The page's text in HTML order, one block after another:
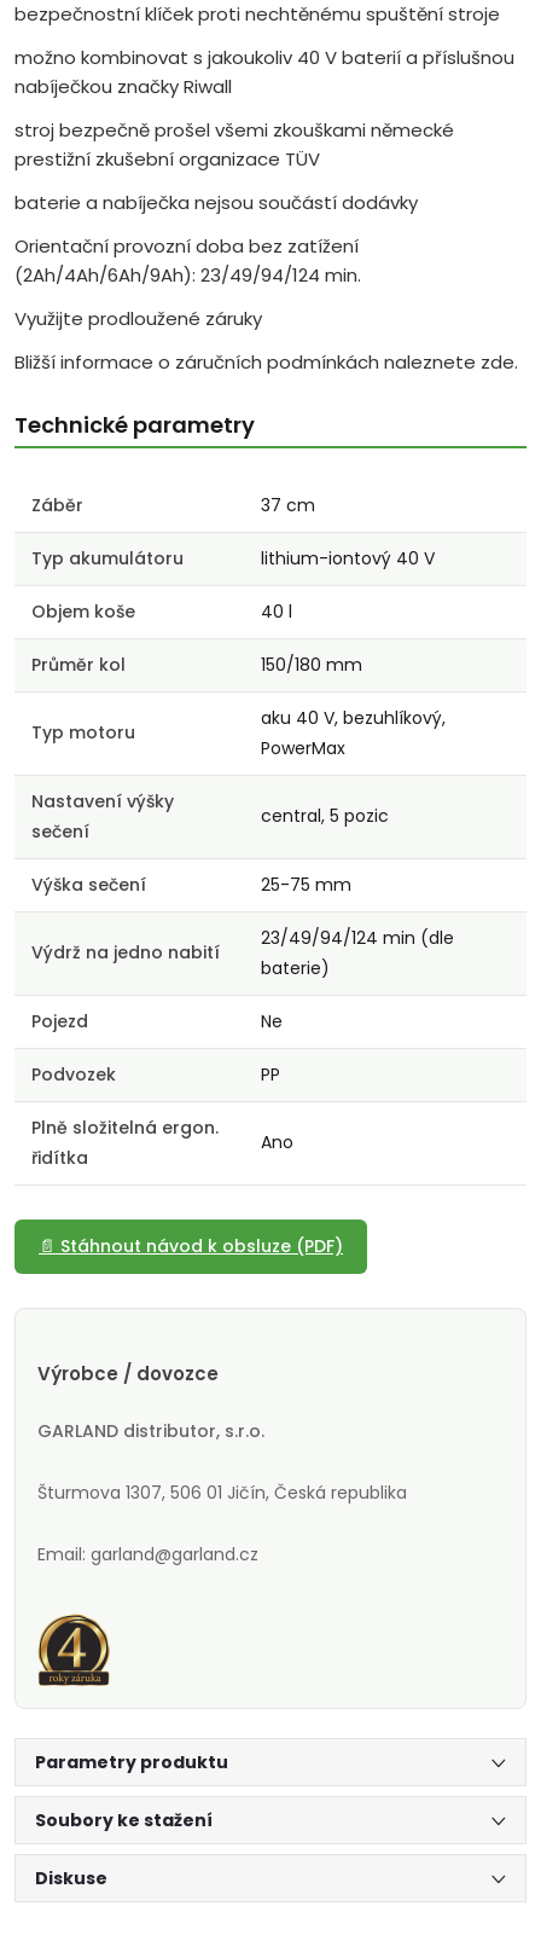
bezpečnostní klíček proti nechtěnému spuštění stroje
možno kombinovat s jakoukoliv 40 V baterií a příslušnou
nabíječkou značky Riwall
stroj bezpečně prošel všemi zkouškami německé
prestižní zkušební organizace TÜV
baterie a nabíječka nejsou součástí dodávky
Orientační provozní doba bez zatížení
(2Ah/4Ah/6Ah/9Ah): 23/49/94/124 min.
Využijte prodloužené záruky
Bližší informace o záručních podmínkách naleznete zde.
Technické parametry
Záběr 37 cm
Typ akumulátoru lithium-iontový 40 V
Objem koše 40 l
Průměr kol 150/180 mm
Typ motoru
aku 40 V, bezuhlíkový,
PowerMax
Nastavení výšky
sečení
central, 5 pozic
Výška sečení 25-75 mm
Výdrž na jedno nabití
23/49/94/124 min (dle
baterie)
Pojezd Ne
Podvozek PP
Plně složitelná ergon.
řidítka
Ano
📄 Stáhnout návod k obsluze (PDF)
Výrobce / dovozce
GARLAND distributor, s.r.o.
Šturmova 1307, 506 01 Jičín, Česká republika
Email: garland@garland.cz
Parametry produktu
Soubory ke stažení
Diskuse